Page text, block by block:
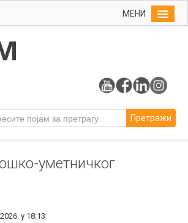
МЕНИ
Претражи
уметничког
у 18:13